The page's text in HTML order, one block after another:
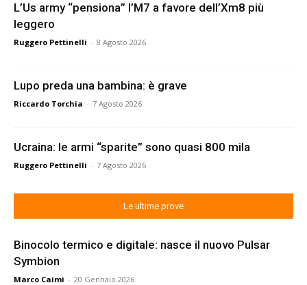
L’Us army “pensiona” l’M7 a favore dell’Xm8 più
leggero
Ruggero Pettinelli - 8 Agosto 2026
Lupo preda una bambina: è grave
Riccardo Torchia - 7 Agosto 2026
Ucraina: le armi “sparite” sono quasi 800 mila
Ruggero Pettinelli - 7 Agosto 2026
Le ultime prove
Binocolo termico e digitale: nasce il nuovo Pulsar
Symbion
Marco Caimi - 20 Gennaio 2026